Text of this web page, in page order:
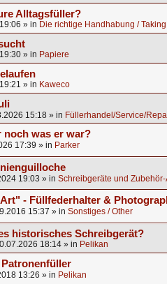
Alltagsfüller?
» in Die richtige Handhabung /
» in Papiere
» in Kaweco
15:18 » in Füllerhandel/Service/
noch was er war?
17:39 » in Parker
19:03 » in Schreibgeräte und
- Füllfederhalter &
15:37 » in Sonstiges / Other
historisches Schreibgerät?
18:14 » in Pelikan
13:26 » in Pelikan